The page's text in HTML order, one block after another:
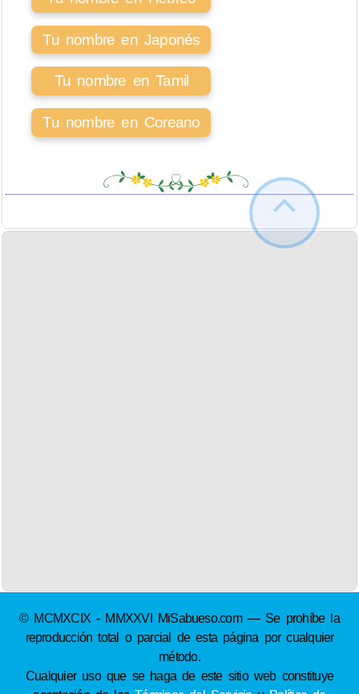
Tu nombre en Japonés
Tu nombre en Tamil
Tu nombre en Coreano
© MCMXCIX - MMXXVI MiSabueso.com — Se prohíbe la
reproducción total o parcial de esta página por cualquier
método.
Cualquier uso que se haga de este sitio web constituye